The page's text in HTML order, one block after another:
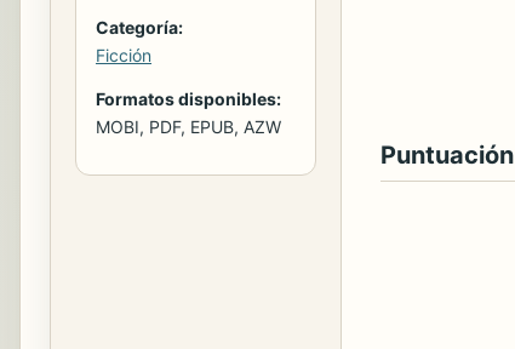
Categoría:
Ficción
Formatos disponibles:
MOBI, PDF, EPUB, AZW
Puntuación